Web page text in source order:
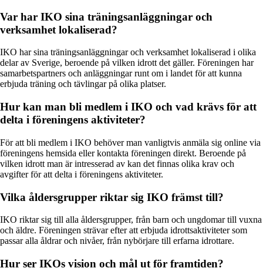
Var har IKO sina träningsanläggningar och
verksamhet lokaliserad?
IKO har sina träningsanläggningar och verksamhet lokaliserad i olika
delar av Sverige, beroende på vilken idrott det gäller. Föreningen har
samarbetspartners och anläggningar runt om i landet för att kunna
erbjuda träning och tävlingar på olika platser.
Hur kan man bli medlem i IKO och vad krävs för att
delta i föreningens aktiviteter?
För att bli medlem i IKO behöver man vanligtvis anmäla sig online via
föreningens hemsida eller kontakta föreningen direkt. Beroende på
vilken idrott man är intresserad av kan det finnas olika krav och
avgifter för att delta i föreningens aktiviteter.
Vilka åldersgrupper riktar sig IKO främst till?
IKO riktar sig till alla åldersgrupper, från barn och ungdomar till vuxna
och äldre. Föreningen strävar efter att erbjuda idrottsaktiviteter som
passar alla åldrar och nivåer, från nybörjare till erfarna idrottare.
Hur ser IKOs vision och mål ut för framtiden?